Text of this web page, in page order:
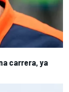
carrera, ya